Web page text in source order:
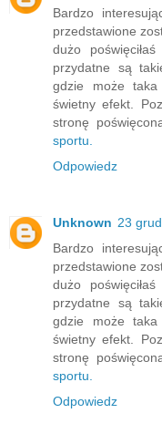
Bardzo
przedstawione
dużo
przydatne są
gdzie może
świetny efekt.
stronę
sportu.
Odpowiedz
Unknown 23
Bardzo
przedstawione
dużo
przydatne są
gdzie może
świetny efekt.
stronę
sportu.
Odpowiedz